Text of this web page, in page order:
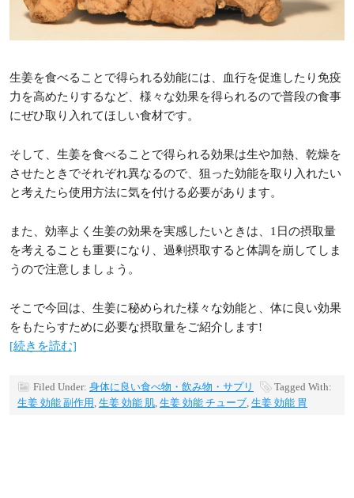
生姜を食べることで得られる効能には、血行を促進したり免疫
力を高めたりするなど、様々な効果を得られるので普段の食事
にぜひ取り入れてほしい食材です。
そして、生姜を食べることで得られる効果は生や加熱、乾燥を
させたときでそれぞれ異なるので、狙った効能を取り入れたい
と考えたら使用方法に気を付ける必要があります。
また、効率よく生姜の効果を実感したいときは、1日の摂取量
を考えることも重要になり、過剰摂取すると体調を崩してしま
うので注意しましょう。
そこで今回は、生姜に秘められた様々な効能と、体に良い効果
をもたらすために必要な摂取量をご紹介します!
[続きを読む]
Filed Under: 身体に良い食べ物・飲み物・サプリ
Tagged With:
生姜 効能 副作用 生姜 効能 肌 生姜 効能 チューブ 生姜 効能 胃